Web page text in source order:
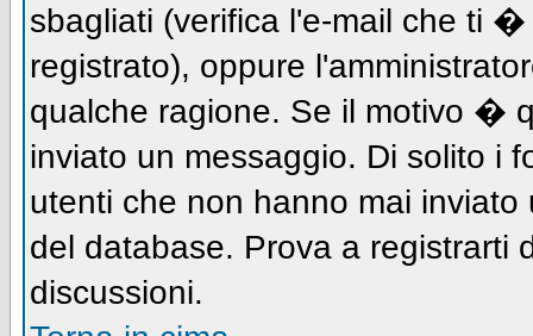
sbagliati (verifica l'e-mail che ti
registrato), oppure
qualche ragione. Se il motivo �
inviato un messaggio. Di solito i
utenti che non hanno mai
del database. Prova a registrarti
discussioni.